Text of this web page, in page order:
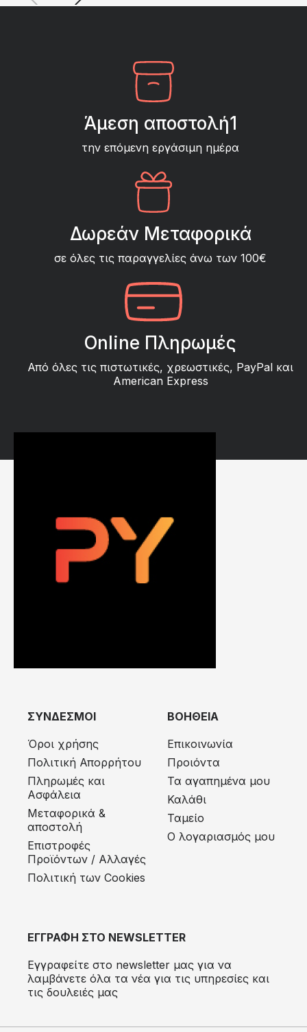
Άμεση αποστολή1
την επόμενη εργάσιμη ημέρα
Δωρεάν Μεταφορικά
σε όλες τις παραγγελίες άνω των 100€
Online Πληρωμές
Από όλες τις πιστωτικές, χρεωστικές, PayPal και
American Express
ΣΥΝΔΕΣΜΟΙ
Όροι χρήσης
Πολιτική Απορρήτου
Πληρωμές και
Ασφάλεια
Μεταφορικά &
αποστολή
Eπιστροφές
Προϊόντων / Αλλαγές
Πολιτική των Cookies
ΒΟΗΘΕΙΑ
Επικοινωνία
Προιόντα
Τα αγαπημένα μου
Καλάθι
Ταμείο
Ο λογαριασμός μου
ΕΓΓΡΑΦΗ ΣΤΟ NEWSLETTER
Εγγραφείτε στο newsletter μας για να
λαμβάνετε όλα τα νέα για τις υπηρεσίες και
τις δουλειές μας